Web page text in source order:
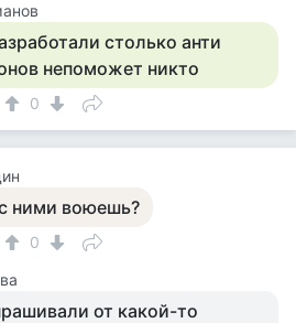
столько анти
непоможет никто
0
ними воюешь?
0
от какой-то